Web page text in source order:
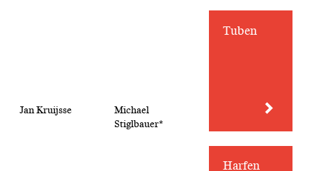
Jan Kruijsse
Michael
Stiglbauer*
Tuben
Harfen